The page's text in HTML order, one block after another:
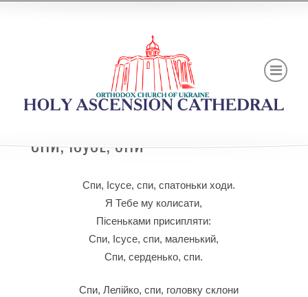
СПИ, ІСУСЕ, СПИ
Спи, Ісусе, спи, спатоньки ходи.
Я Тебе му колисати,
Пісеньками присипляти:
Спи, Ісусе, спи, маленький,
Спи, серденько, спи.
Спи, Лелійко, спи, головку склони